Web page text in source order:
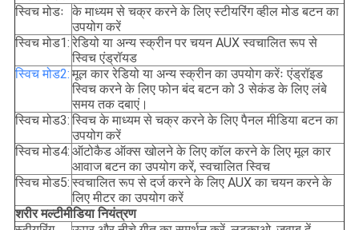
स्विच मोडः के माध्यम से चक्र करने के लिए स्टीयरिंग व्हील मोड बटन का
उपयोग करें
स्विच मोड1: रेडियो या अन्य स्क्रीन पर चयन AUX स्वचालित रूप से
स्विच एंड्रॉयड
स्विच मोड2: मूल कार रेडियो या अन्य स्क्रीन का उपयोग करेंः एंड्रॉइड
स्विच करने के लिए फोन बंद बटन को 3 सेकंड के लिए लंबे
समय तक दबाएं।
स्विच मोड3: स्विच के माध्यम से चक्र करने के लिए पैनल मीडिया बटन का
उपयोग करें
स्विच मोड4: ऑटोकैड ऑक्स खोलने के लिए कॉल करने के लिए मूल कार
आवाज बटन का उपयोग करें, स्वचालित स्विच
स्विच मोड5: स्वचालित रूप से दर्ज करने के लिए AUX का चयन करने के
लिए मीटर का उपयोग करें
शरीर मल्टीमीडिया नियंत्रण